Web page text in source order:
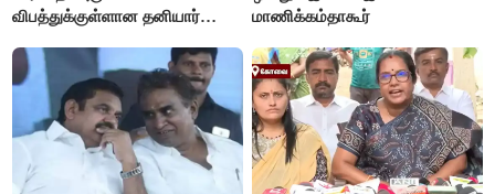
விபத்துக்குள்ளான தனியார்
மாணிக்கம்தாகூர்